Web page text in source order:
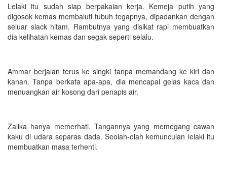
Lelaki itu sudah siap berpakaian kerja. Kemeja putih yang
digosok kemas membaluti tubuh tegapnya, dipadankan dengan
seluar slack hitam. Rambutnya yang disikat rapi membuatkan
dia kelihatan kemas dan segak seperti selalu.
Ammar berjalan terus ke singki tanpa memandang ke kiri dan
kanan. Tanpa berkata apa-apa, dia mencapai gelas kaca dan
menuangkan air kosong dari penapis air.
Zalika hanya memerhati. Tangannya yang memegang cawan
kaku di udara separas dada. Seolah-olah kemunculan lelaki itu
membuatkan masa terhenti.